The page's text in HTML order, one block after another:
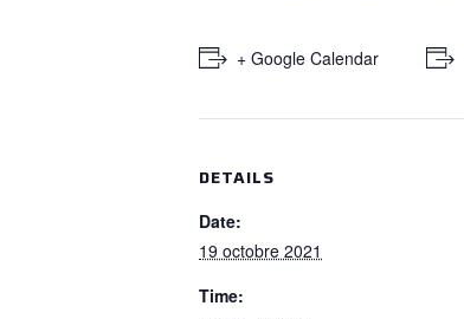
+ Google Calendar
DETAILS
Date:
19 octobre 2021
Time: